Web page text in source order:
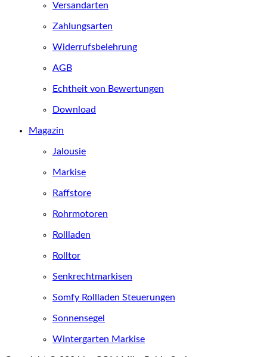
Versandarten
Zahlungsarten
Widerrufsbelehrung
AGB
Echtheit von Bewertungen
Download
Magazin
Jalousie
Markise
Raffstore
Rohrmotoren
Rollladen
Rolltor
Senkrechtmarkisen
Somfy Rollladen Steuerungen
Sonnensegel
Wintergarten Markise